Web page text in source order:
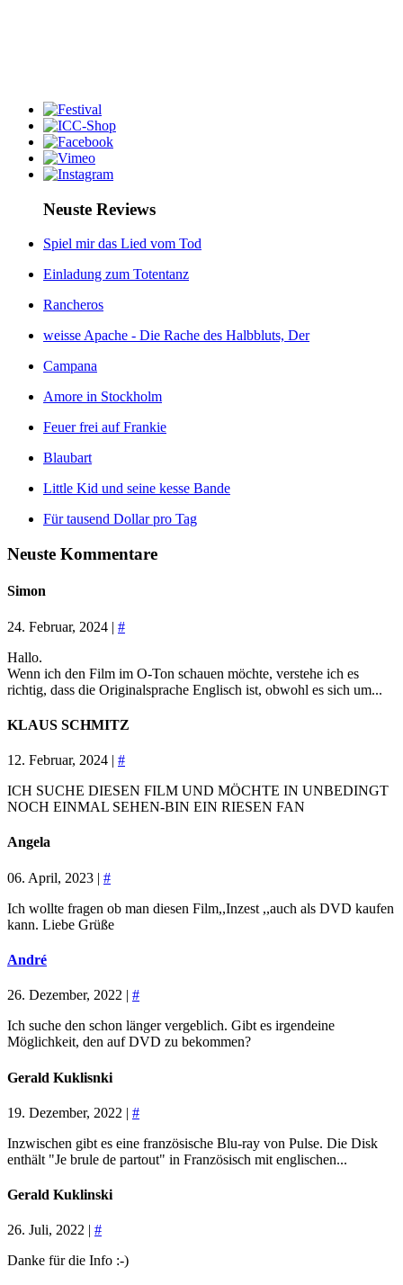
Neuste Reviews
Spiel mir das Lied vom Tod
Einladung zum Totentanz
Rancheros
weisse Apache - Die Rache des Halbbluts, Der
Campana
Amore in Stockholm
Feuer frei auf Frankie
Blaubart
Little Kid und seine kesse Bande
Für tausend Dollar pro Tag
Neuste Kommentare
Simon
24. Februar, 2024 | #
Hallo.
Wenn ich den Film im O-Ton schauen möchte, verstehe ich es
richtig, dass die Originalsprache Englisch ist, obwohl es sich um...
KLAUS SCHMITZ
12. Februar, 2024 | #
ICH SUCHE DIESEN FILM UND MÖCHTE IN UNBEDINGT
NOCH EINMAL SEHEN-BIN EIN RIESEN FAN
Angela
06. April, 2023 | #
Ich wollte fragen ob man diesen Film,,Inzest ,,auch als DVD kaufen
kann. Liebe Grüße
André
26. Dezember, 2022 | #
Ich suche den schon länger vergeblich. Gibt es irgendeine
Möglichkeit, den auf DVD zu bekommen?
Gerald Kuklisnki
19. Dezember, 2022 | #
Inzwischen gibt es eine französische Blu-ray von Pulse. Die Disk
enthält "Je brule de partout" in Französisch mit englischen...
Gerald Kuklinski
26. Juli, 2022 | #
Danke für die Info :-)